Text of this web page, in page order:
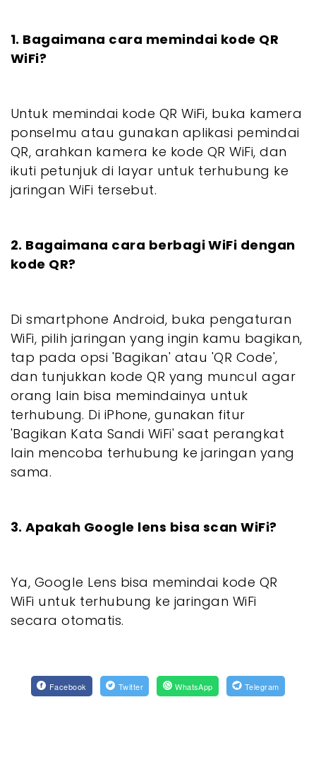
1. Bagaimana cara memindai kode QR
WiFi?
Untuk memindai kode QR WiFi, buka kamera
ponselmu atau gunakan aplikasi pemindai
QR, arahkan kamera ke kode QR WiFi, dan
ikuti petunjuk di layar untuk terhubung ke
jaringan WiFi tersebut.
2. Bagaimana cara berbagi WiFi dengan
kode QR?
Di smartphone Android, buka pengaturan
WiFi, pilih jaringan yang ingin kamu bagikan,
tap pada opsi 'Bagikan' atau 'QR Code',
dan tunjukkan kode QR yang muncul agar
orang lain bisa memindainya untuk
terhubung. Di iPhone, gunakan fitur
'Bagikan Kata Sandi WiFi' saat perangkat
lain mencoba terhubung ke jaringan yang
sama.
3. Apakah Google lens bisa scan WiFi?
Ya, Google Lens bisa memindai kode QR
WiFi untuk terhubung ke jaringan WiFi
secara otomatis.
Facebook Twitter WhatsApp Telegram